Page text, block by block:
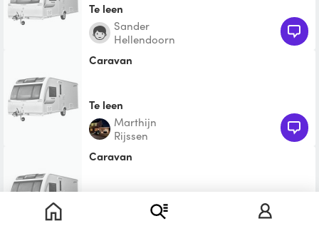
Te leen
Sander
Hellendoorn
Caravan
Te leen
Marthijn
Rijssen
Caravan
Maarten